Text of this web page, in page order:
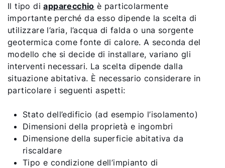
Il tipo diapparecchio è particolarmente
importante perché da esso dipende la scelta di
utilizzare l’aria, l’acqua di falda o una sorgente
geotermica come fonte di calore. A seconda del
modello che si decide di installare, variano gli
interventi necessari. La scelta dipende dalla
situazione abitativa. È necessario considerare in
particolare i seguenti aspetti:
Stato dell’edificio (ad esempio l’isolamento)
Dimensioni della proprietà e ingombri
Dimensione della superficie abitativa da
riscaldare
Tipo e condizione dell’impianto di